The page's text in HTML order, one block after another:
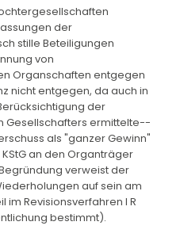
der
stille Beteiligungen
von
Organschaften entgegen
nicht entgegen, da auch in
der
Gesellschafters ermittelte--
als "ganzer Gewinn"
KStG an den Organträger
verweist der
auf sein am
Revisionsverfahren I R
bestimmt).